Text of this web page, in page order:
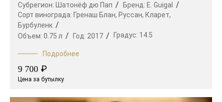
Субрегион:
Шатонёф дю Пап Бренд: E. Guigal
Сорт винограда: Гренаш Блан, Руссан, Кларет,
Бурбуленк
Объем: 0.75 л Год: 2017 Градус: 14.5
Подробнее
9 700 ₽
Цена за бутылку